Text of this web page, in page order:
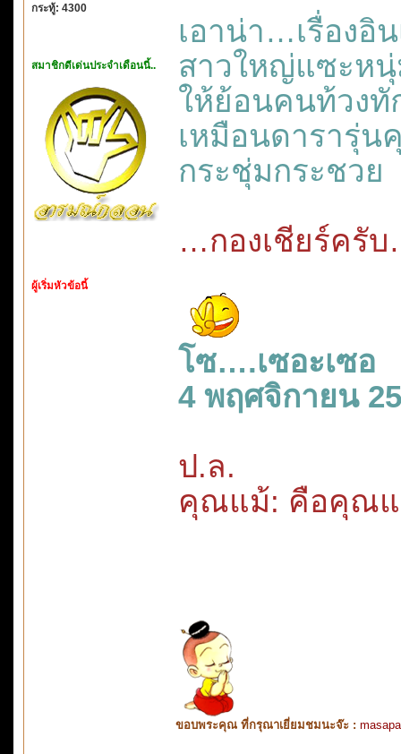
กระทู้: 4300
สมาชิกดีเด่นประจำเดือนนี้..
ผู้เริ่มหัวข้อนี้
เอาน่า…เรื่องอิ
สาวใหญ่แซะห
ให้ย้อนคนท้วง
เหมือนดารารุ่
กระชุ่มกระชวย
…กองเชียร์ครั
โซ….เซอะเซอ
4 พฤศจิกายน
ป.ล.
คุณแม้: คือคุณแ
ขอบพระคุณ ที่กรุณาเยี่ยมชมนะจ๊ะ :